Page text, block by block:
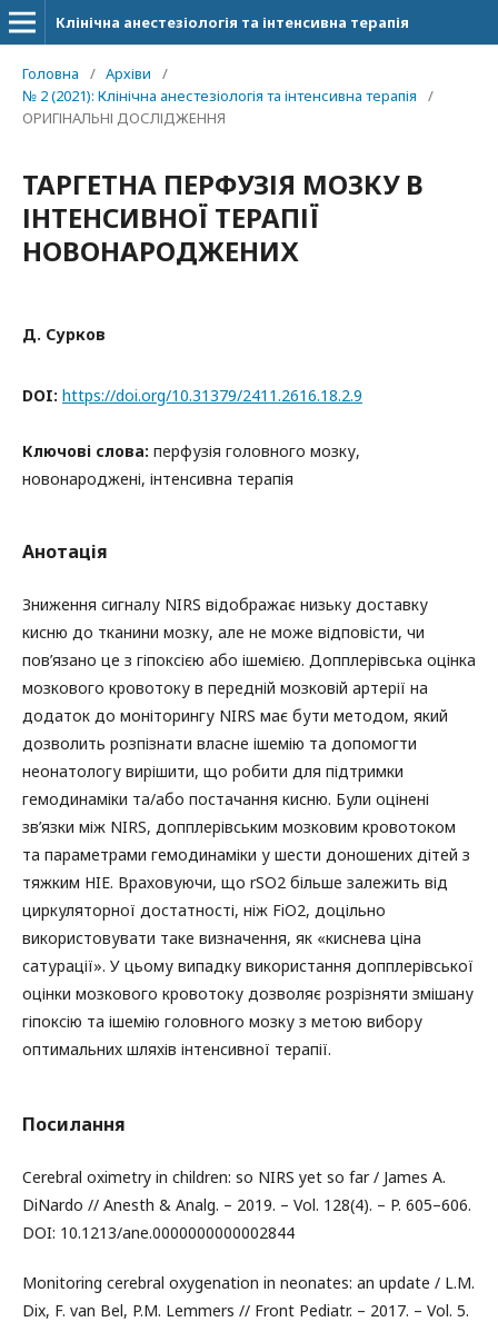
Клінічна анестезіологія та інтенсивна терапія
Головна / Архіви
/
№ 2 (2021): Клінічна анестезіологія та інтенсивна терапія
/
ОРИГІНАЛЬНІ ДОСЛІДЖЕННЯ
ТАРГЕТНА ПЕРФУЗІЯ МОЗКУ В
ІНТЕНСИВНОЇ ТЕРАПІЇ
НОВОНАРОДЖЕНИХ
Д. Сурков
DOI: https://doi.org/10.31379/2411.2616.18.2.9
Ключові слова: перфузія головного мозку,
новонароджені, інтенсивна терапія
Анотація
Зниження сигналу NIRS відображає низьку доставку
кисню до тканини мозку, але не може відповісти, чи
пов’язано це з гіпоксією або ішемією. Допплерівська оцінка
мозкового кровотоку в передній мозковій артерії на
додаток до моніторингу NIRS має бути методом, який
дозволить розпізнати власне ішемію та допомогти
неонатологу вирішити, що робити для підтримки
гемодинаміки та/або постачання кисню. Були оцінені
зв’язки між NIRS, допплерівським мозковим кровотоком
та параметрами гемодинаміки у шести доношених дітей з
тяжким HIE. Враховуючи, що rSO2 більше залежить від
циркуляторної достатності, ніж FiO2, доцільно
використовувати таке визначення, як «киснева ціна
сатурації». У цьому випадку використання допплерівської
оцінки мозкового кровотоку дозволяє розрізняти змішану
гіпоксію та ішемію головного мозку з метою вибору
оптимальних шляхів інтенсивної терапії.
Посилання
Cerebral oximetry in children: so NIRS yet so far / James A.
DiNardo // Anesth & Analg. – 2019. – Vol. 128(4). – P. 605–606.
DOI: 10.1213/ane.0000000000002844
Monitoring cerebral oxygenation in neonates: an update / L.M.
Dix, F. van Bel, P.M. Lemmers // Front Pediatr. – 2017. – Vol. 5.